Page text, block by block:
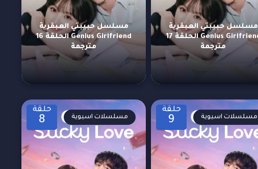
مسلسل حبيبتي العبقرية
Genius Girlfriend الحلقة 17
مترجمة
مسلسل حبيبتي العبقرية
Genius Girlfriend الحلقة 16
مترجمة
حلقة
9 مسلسلات اسيوية
حلقة
8 مسلسلات اسيوية